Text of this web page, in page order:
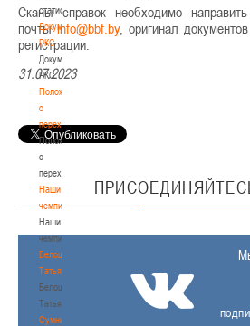
статистике
Документы
РКС
Документы
РКС
Положение
о
переходах
Положение
о
переходах
Наши
чемпионы
Наши
чемпионы
Белошапко
Татьяна
Белошапко
Татьяна
Сумникова
Сканы справок необходимо
почты
, оригинал
регистрации.
31.07.2023